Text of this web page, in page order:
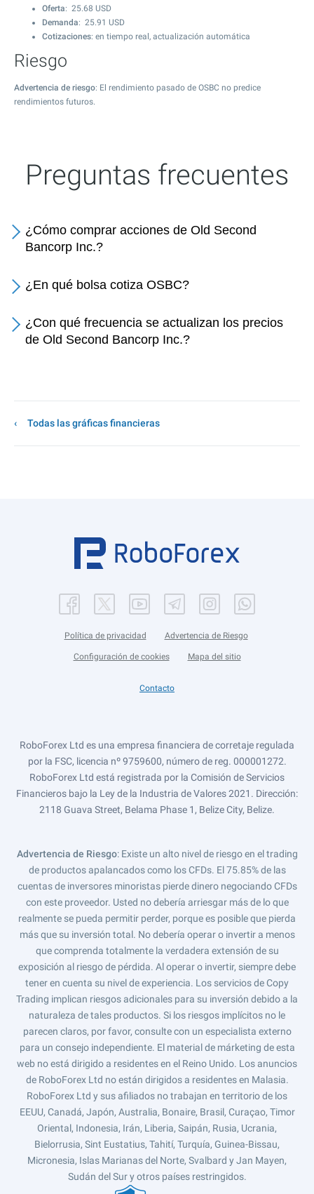
Oferta: 25.68 USD
Demanda: 25.91 USD
Cotizaciones: en tiempo real, actualización automática
Riesgo
Advertencia de riesgo: El rendimiento pasado de OSBC no predice
rendimientos futuros.
Preguntas frecuentes
¿Cómo comprar acciones de Old Second
Bancorp Inc.?
¿En qué bolsa cotiza OSBC?
¿Con qué frecuencia se actualizan los precios
de Old Second Bancorp Inc.?
Todas las gráficas financieras
Política de privacidad Advertencia de Riesgo
Configuración de cookies Mapa del sitio
Contacto
RoboForex Ltd es una empresa financiera de corretaje regulada
por la FSC, licencia nº 9759600, número de reg. 000001272.
RoboForex Ltd está registrada por la Comisión de Servicios
Financieros bajo la Ley de la Industria de Valores 2021. Dirección:
2118 Guava Street, Belama Phase 1, Belize City, Belize.
Advertencia de Riesgo: Existe un alto nivel de riesgo en el trading
de productos apalancados como los CFDs. El 75.85% de las
cuentas de inversores minoristas pierde dinero negociando CFDs
con este proveedor. Usted no debería arriesgar más de lo que
realmente se pueda permitir perder, porque es posible que pierda
más que su inversión total. No debería operar o invertir a menos
que comprenda totalmente la verdadera extensión de su
exposición al riesgo de pérdida. Al operar o invertir, siempre debe
tener en cuenta su nivel de experiencia. Los servicios de Copy
Trading implican riesgos adicionales para su inversión debido a la
naturaleza de tales productos. Si los riesgos implícitos no le
parecen claros, por favor, consulte con un especialista externo
para un consejo independiente. El material de márketing de esta
web no está dirigido a residentes en el Reino Unido. Los anuncios
de RoboForex Ltd no están dirigidos a residentes en Malasia.
RoboForex Ltd y sus afiliados no trabajan en territorio de los
EEUU, Canadá, Japón, Australia, Bonaire, Brasil, Curaçao, Timor
Oriental, Indonesia, Irán, Liberia, Saipán, Rusia, Ucrania,
Bielorrusia, Sint Eustatius, Tahití, Turquía, Guinea-Bissau,
Micronesia, Islas Marianas del Norte, Svalbard y Jan Mayen,
Sudán del Sur y otros países restringidos.